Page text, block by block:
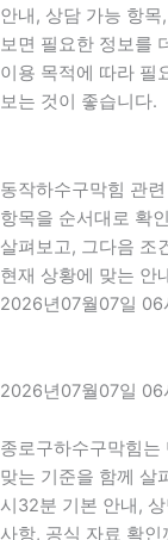
안내, 상담 가능 항
보면 필요한 정보를
이용 목적에 따라 필
보는 것이 좋습니다.
동작하수구막힘 관
항목을 순서대로 확
살펴보고, 그다음 조
현재 상황에 맞는 안
2026년07월07일 06
2026년07월07일 06
종로구하수구막힘는
맞는 기준을 함께 살
시32분 기본 안내,
사항, 공식 자료 확